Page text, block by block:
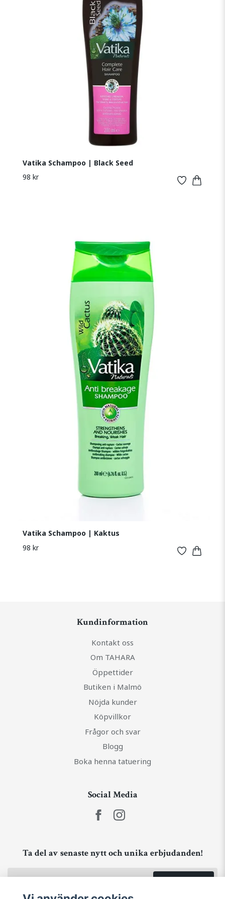
Vatika Schampoo | Black Seed
98 kr
Vatika Schampoo | Kaktus
98 kr
Kundinformation
Kontakt oss
Om TAHARA
Öppettider
Butiken i Malmö
Nöjda kunder
Köpvillkor
Frågor och svar
Blogg
Boka henna tatuering
Social Media
Ta del av senaste nytt och unika erbjudanden!